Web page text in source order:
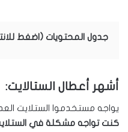
جدول المحتويات (اضغط
أشهر أعطال الستالايت:
يواجه مستخدموا الستلايت
كنت تواجه مشكلة في